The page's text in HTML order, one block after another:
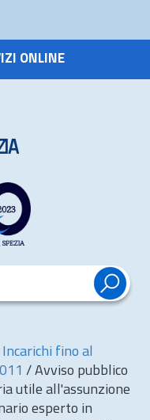
ONLINE
Incarichi fino al
/ Avviso pubblico
utile all'assunzione
esperto in